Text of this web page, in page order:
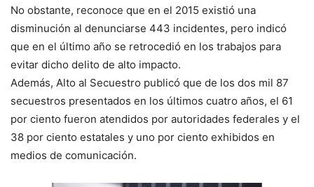
No obstante, reconoce que en el 2015 existió una
disminución al denunciarse 443 incidentes, pero indicó
que en el último año se retrocedió en los trabajos para
evitar dicho delito de alto impacto.
Además, Alto al Secuestro publicó que de los dos mil 87
secuestros presentados en los últimos cuatro años, el 61
por ciento fueron atendidos por autoridades federales y el
38 por ciento estatales y uno por ciento exhibidos en
medios de comunicación.